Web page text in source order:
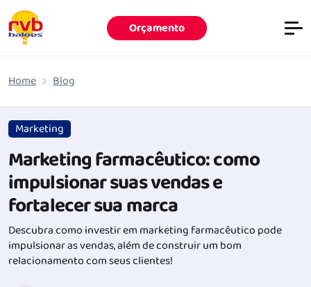
Orçamento
Home Blog
Marketing
Marketing farmacêutico: como
impulsionar suas vendas e
fortalecer sua marca
Descubra como investir em marketing farmacêutico pode
impulsionar as vendas, além de construir um bom
relacionamento com seus clientes!